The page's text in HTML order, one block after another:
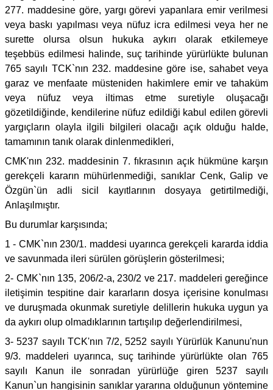
277. maddesine göre, yargı görevi yapanlara emir verilmesi
veya baskı yapılması veya nüfuz icra edilmesi veya her ne
surette olursa olsun hukuka aykırı olarak etkilemeye
teşebbüs edilmesi halinde, suç tarihinde yürürlükte bulunan
765 sayılı TCK`nın 232. maddesine göre ise, sahabet veya
garaz ve menfaate müsteniden hakimlere emir ve tahaküm
veya nüfuz veya iltimas etme suretiyle oluşacağı
gözetildiğinde, kendilerine nüfuz edildiği kabul edilen görevli
yargıçların olayla ilgili bilgileri olacağı açık olduğu halde,
tamamının tanık olarak dinlenmedikleri,
CMK'nın 232. maddesinin 7. fıkrasının açık hükmüne karşın
gerekçeli kararın mühürlenmediği, sanıklar Cenk, Galip ve
Özgün`ün adli sicil kayıtlarının dosyaya getirtilmediği,
Anlaşılmıştır.
Bu durumlar karşısında;
1 - CMK`nın 230/1. maddesi uyarınca gerekçeli kararda iddia
ve savunmada ileri sürülen görüşlerin gösterilmesi;
2- CMK`nın 135, 206/2-a, 230/2 ve 217. maddeleri gereğince
iletişimin tespitine dair kararların dosya içerisine konulması
ve duruşmada okunmak suretiyle delillerin hukuka uygun ya
da aykırı olup olmadıklarının tartışılıp değerlendirilmesi,
3- 5237 sayılı TCK'nın 7/2, 5252 sayılı Yürürlük Kanunu'nun
9/3. maddeleri uyarınca, suç tarihinde yürürlükte olan 765
sayılı Kanun ile sonradan yürürlüğe giren 5237 sayılı
Kanun`un hangisinin sanıklar yararına olduğunun yöntemine